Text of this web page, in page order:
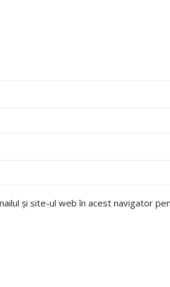
și site-ul web în acest navigator